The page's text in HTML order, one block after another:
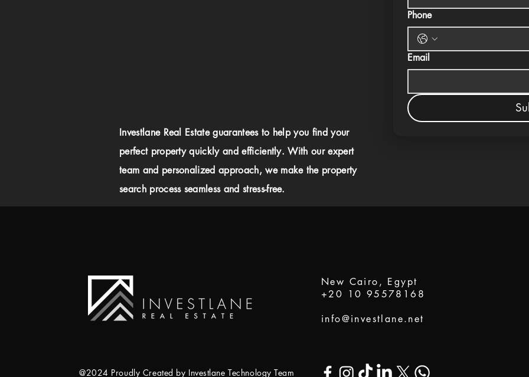
Investlane Real Estate guarantees to help you find your
perfect property quickly and efficiently. With our expert
team and personalized approach, we make the property
search process seamless and stress-free.
Phone
Email
New Cairo, Egypt
+20 10 95578168
info@investlane.net
@2024 Proudly Created by Investlane Technology Team